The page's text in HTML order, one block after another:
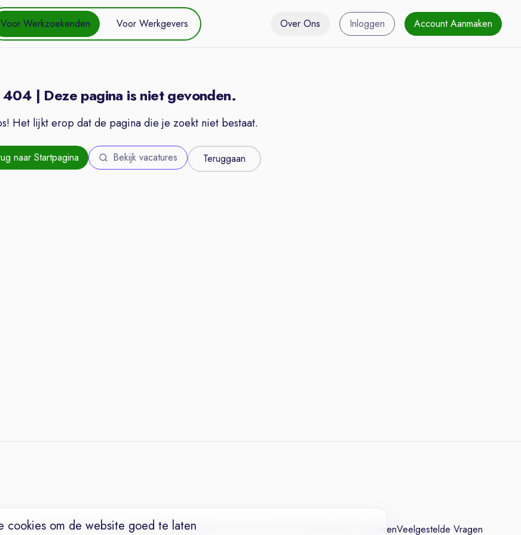
Voor Werkzoekenden Voor Werkgevers Over Ons Inloggen Account Aanmaken
404 | Deze pagina is niet gevonden.
Het lijkt erop dat de pagina die je zoekt niet bestaat.
naar Startpagina Bekijk vacatures Teruggaan
VacaturesNichesWerkgeversOver OnsMaak een Succesvol CV Vacature PlaatsenVeelgestelde Vragen
cookies om de website goed te laten